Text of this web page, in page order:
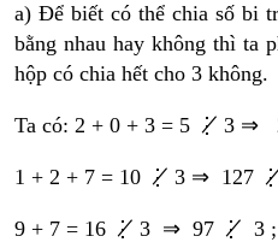
a) Để biết có thể chia số bi
bằng nhau hay không thì ta
hộp có chia hết cho 3 không.
Ta có: 2 + 0 + 3 = 5 ⋮̸ 3
1 + 2 + 7 = 10 ⋮̸ 3 ⇒ 127
9 + 7 = 16 ⋮̸ 3 ⇒ 97 ⋮̸ 3 ;